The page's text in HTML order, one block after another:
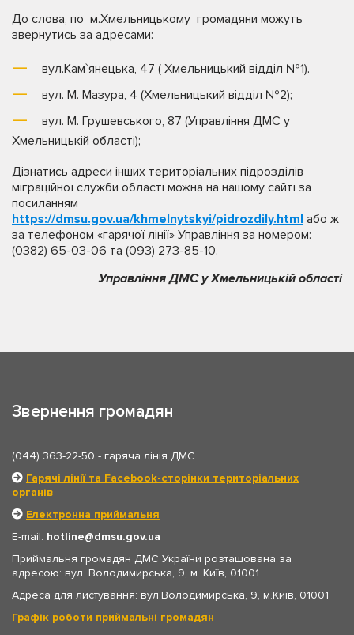
До слова, по м.Хмельницькому громадяни можуть
звернутись за адресами:
вул.Кам`янецька, 47 ( Хмельницький відділ №1).
вул. М. Мазура, 4 (Хмельницький відділ №2);
вул. М. Грушевського, 87 (Управління ДМС у
Хмельницькій області);
Дізнатись адреси інших територіальних підрозділів
міграційної служби області можна на нашому сайті за
посиланням
https://dmsu.gov.ua/khmelnytskyi/pidrozdily.html або ж
за телефоном «гарячої лінії» Управління за номером:
(0382) 65-03-06 та (093) 273-85-10.
Управління ДМС у Хмельницькій області
Звернення громадян
(044) 363-22-50 - гаряча лінія ДМС
Гарячі лінії та Facebook-сторінки територіальних
органів
Електронна приймальня
E-mail: hotline
dmsu.gov.ua
Приймальня громадян ДМС України розташована за
адресою: вул. Володимирська, 9, м. Київ, 01001
Адреса для листування: вул.Володимирська, 9, м.Київ, 01001
Графік роботи приймальні громадян